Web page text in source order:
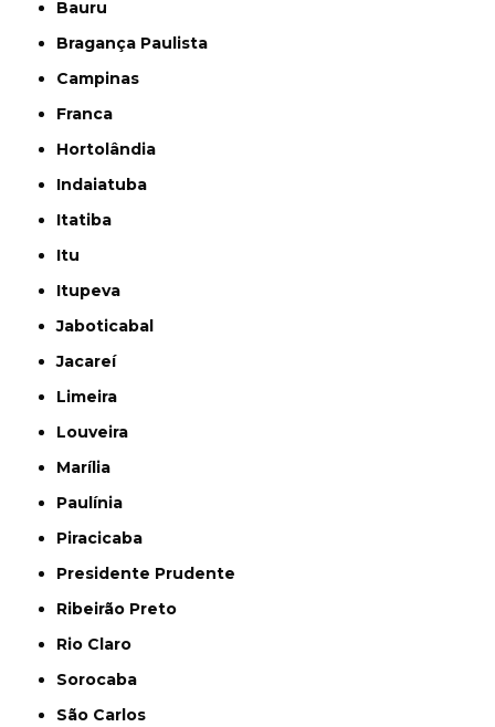
Bauru
Bragança Paulista
Campinas
Franca
Hortolândia
Indaiatuba
Itatiba
Itu
Itupeva
Jaboticabal
Jacareí
Limeira
Louveira
Marília
Paulínia
Piracicaba
Presidente Prudente
Ribeirão Preto
Rio Claro
Sorocaba
São Carlos